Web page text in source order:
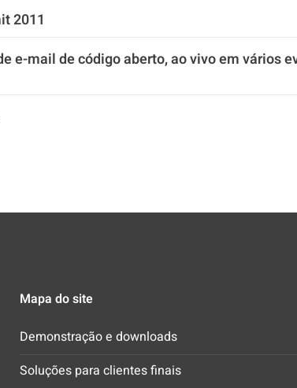
2011
e-mail de código aberto, ao vivo em vários
Mapa do site
Demonstração e downloads
Soluções para clientes finais